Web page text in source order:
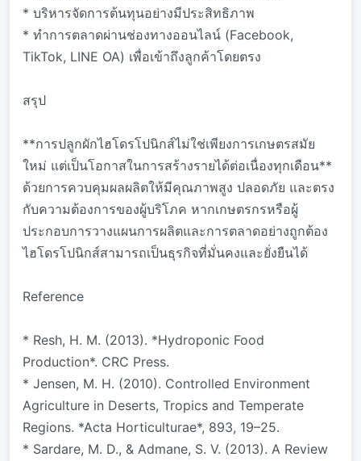
* บริหารจัดการต้นทุนอย่างมีประสิทธิภาพ
* ทำการตลาดผ่านช่องทางออนไลน์ (Facebook,
TikTok, LINE OA) เพื่อเข้าถึงลูกค้าโดยตรง
สรุป
**การปลูกผักไฮโดรโปนิกส์ไม่ใช่เพียงการเกษตรสมัย
ใหม่ แต่เป็นโอกาสในการสร้างรายได้ต่อเนื่องทุกเดือน**
ด้วยการควบคุมผลผลิตให้มีคุณภาพสูง ปลอดภัย และตรง
กับความต้องการของผู้บริโภค หากเกษตรกรหรือผู้
ประกอบการวางแผนการผลิตและการตลาดอย่างถูกต้อง
ไฮโดรโปนิกส์สามารถเป็นธุรกิจที่มั่นคงและยั่งยืนได้
Reference
* Resh, H. M. (2013). *Hydroponic Food
Production*. CRC Press.
* Jensen, M. H. (2010). Controlled Environment
Agriculture in Deserts, Tropics and Temperate
Regions. *Acta Horticulturae*, 893, 19–25.
* Sardare, M. D., & Admane, S. V. (2013). A Review